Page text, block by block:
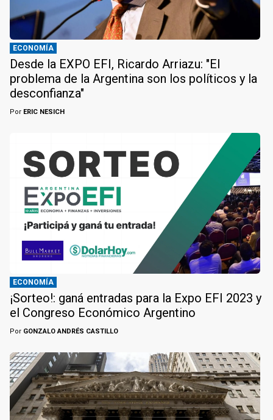
ECONOMÍA
Desde la EXPO EFI, Ricardo Arriazu: "El
problema de la Argentina son los políticos y la
desconfianza"
Por ERIC NESICH
ECONOMÍA
¡Sorteo!: ganá entradas para la Expo EFI 2023 y
el Congreso Económico Argentino
Por GONZALO ANDRÉS CASTILLO